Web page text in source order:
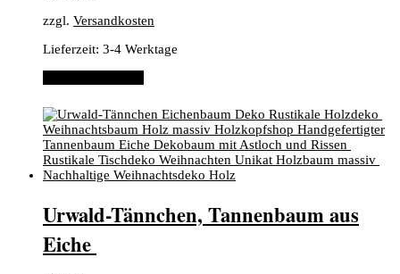
zzgl. Versandkosten
Lieferzeit: 3-4 Werktage
​Urwald-Tännchen, ​Tannenbaum aus
Eiche ​